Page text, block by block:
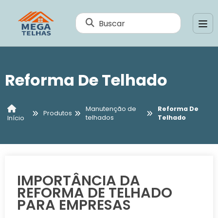
Buscar
Reforma De Telhado
Início
Produtos
Manutenção de
telhados
Reforma De
Telhado
IMPORTÂNCIA DA
REFORMA DE TELHADO
PARA EMPRESAS